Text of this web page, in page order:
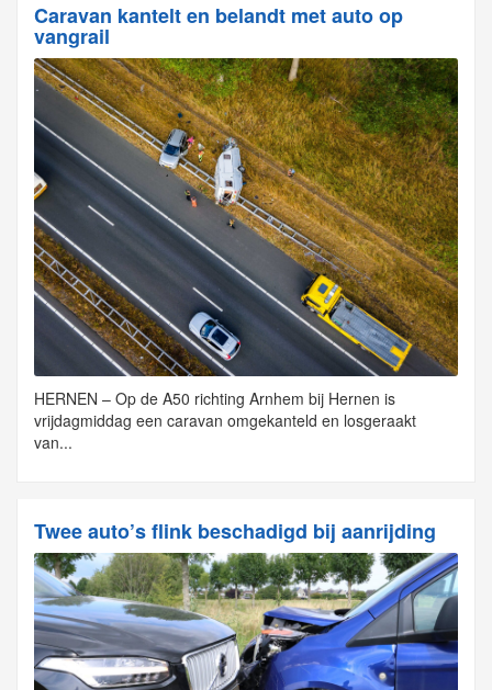
Caravan kantelt en belandt met auto op
vangrail
HERNEN – Op de A50 richting Arnhem bij Hernen is
vrijdagmiddag een caravan omgekanteld en losgeraakt
van...
Twee auto’s flink beschadigd bij aanrijding